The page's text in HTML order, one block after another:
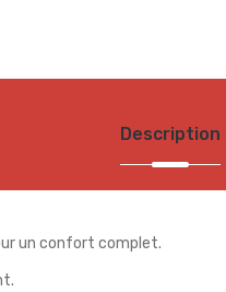
Description
un confort complet.